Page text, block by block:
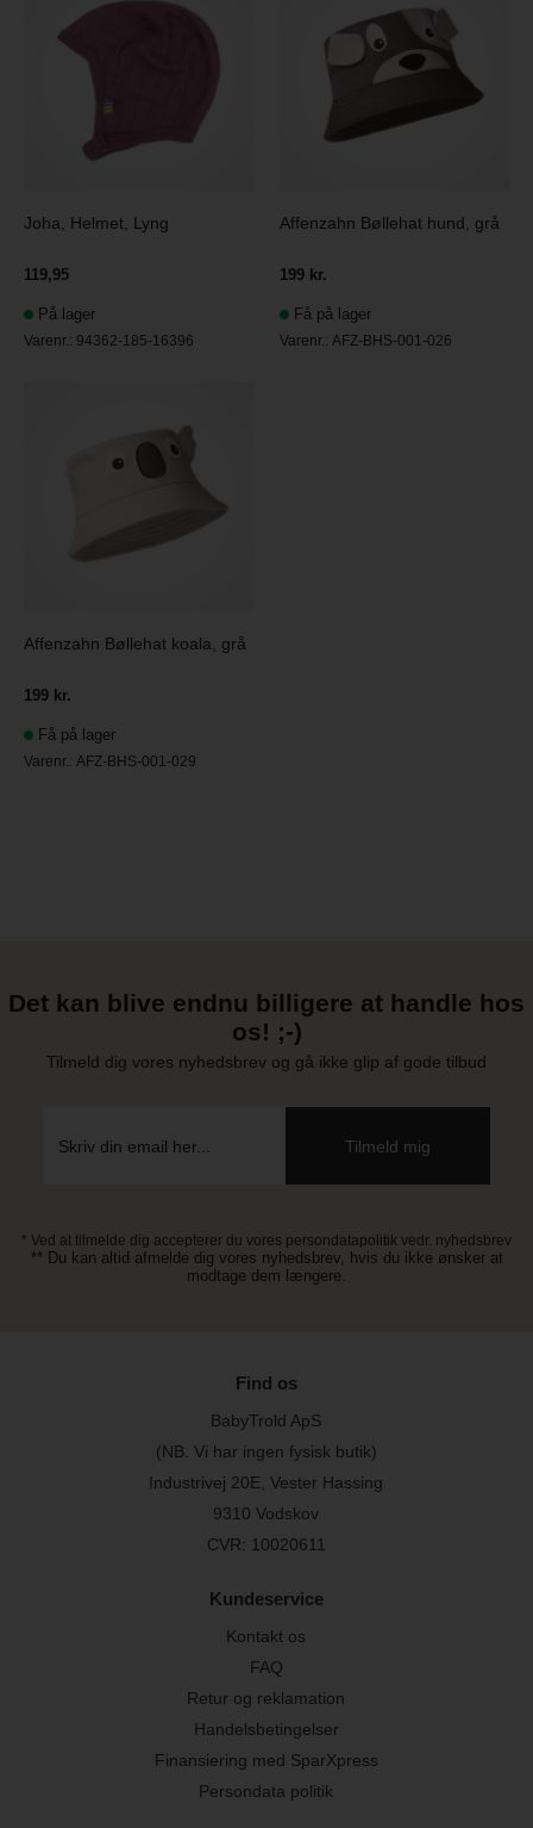
Joha, Helmet, Lyng
119,95
På lager
Varenr.: 94362-185-16396
Affenzahn Bøllehat hund, grå
199 kr.
Få på lager
Varenr.:AFZ-BHS-001-026
Affenzahn Bøllehat koala, grå
199 kr.
Få på lager
Varenr.:AFZ-BHS-001-029
Det kan blive endnu billigere at handle hos
os! ;-)
Tilmeld dig vores nyhedsbrev og gå ikke glip af gode tilbud
* Ved at tilmelde dig accepterer du vores persondatapolitik vedr. nyhedsbrev
** Du kan altid afmelde dig vores nyhedsbrev, hvis du ikke ønsker at
modtage dem længere.
Find os
BabyTrold ApS
(NB. Vi har ingen fysisk butik)
Industrivej 20E, Vester Hassing
9310 Vodskov
CVR: 10020611
Kundeservice
Kontakt os
FAQ
Retur og reklamation
Handelsbetingelser
Finansiering med SparXpress
Persondata politik